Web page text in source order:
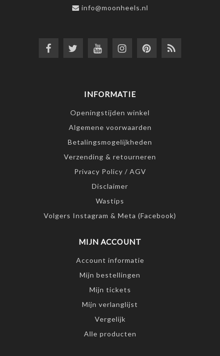
info@moonheels.nl
INFORMATIE
Openingstijden winkel
Algemene voorwaarden
Betalingsmogelijkheden
Verzending & retourneren
Privacy Policy / AGV
Disclaimer
Wastips
Volgers Instagram & Meta (Facebook)
MIJN ACCOUNT
Account informatie
Mijn bestellingen
Mijn tickets
Mijn verlanglijst
Vergelijk
Alle producten